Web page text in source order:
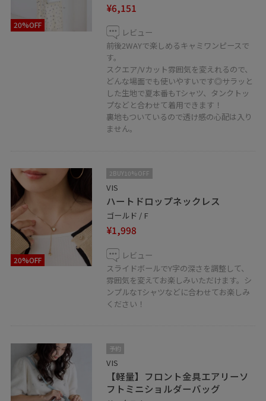
お気に入りのショップ、スタッフ、スタイリングは
♡を押していただければ【お気に入り】から
すぐにご覧いただけます◎
＿＿＿＿＿＿＿＿＿＿＿＿＿＿＿＿＿＿＿
二子玉川ライズショッピングセンター
〒158-0094 東京都世田谷区玉川2-21-1
＿＿＿＿＿＿＿＿＿＿＿＿＿＿＿＿＿＿＿
20%OFF
¥6,151
レビュー
前後2WAYで楽しめるキャミワンピースで
す。
スクエア/Vカット雰囲気を変えれるので、
どんな場面でも使いやすいです◎サラッと
した生地で夏本番もTシャツ、タンクトッ
プなどと合わせて着用できます！
裏地もついているので透け感の心配は入り
ません。
20%OFF
2BUY10%OFF
VIS
ハートドロップネックレス
ゴールド / F
¥1,998
レビュー
スライドボールでY字の深さを調整して、
雰囲気を変えてお楽しみいただけます。シ
ンプルなTシャツなどに合わせてお楽しみ
ください！
予約
VIS
【軽量】フロント金具エアリーソ
フトミニショルダーバッグ